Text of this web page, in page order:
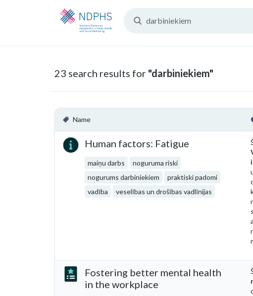
Search
23 search results for "darbiniekiem"
Name
Human factors: Fatigue
maiņu darbs
noguruma riski
nogurums darbiniekiem
praktiski padomi
vadība
veselības un drošības vadlīnijas
Fostering better mental health
in the workplace